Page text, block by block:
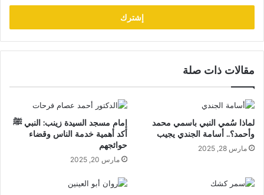
الإلكتروني
مقالات ذات صلة
لماذا سُمي النبي باسمي محمد
وأحمد؟.. أسامة الجندي يجيب
مارس 28, 2025
إمام مسجد السيدة زينب: النبي ﷺ
أكد أهمية خدمة الناس وقضاء
حوائجهم
مارس 20, 2025